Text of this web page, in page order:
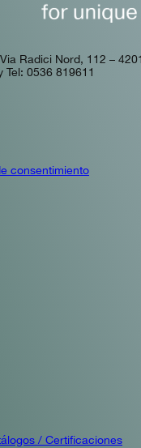
Radici Nord, 112 –
Tel: 0536 819611
consentimiento
/ Certificaciones